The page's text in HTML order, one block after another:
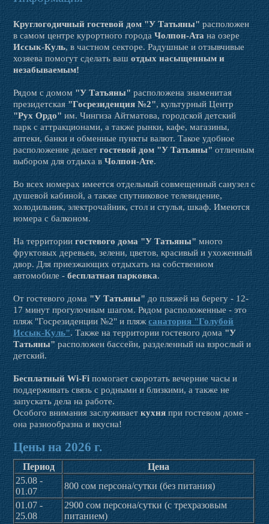
Круглогодичный гостевой дом "У Татьяны" расположен
в самом центре курортного городаЧолпон-Атана озере
Иссык-Куль, в частном секторе. Радушные и отзывчивые
хозяева помогут сделать вашотдых насыщенным и
незабываемым!
Рядом с домом"У Татьяны" расположена знаменитая
президетская"Госрезиденция №2", культурный Центр
"Рух Ордо" им. Чингиза Айтматова, городской детский
парк с аттракционами, а также рынки, кафе, магазины,
аптеки, банки и обменные пункты валют. Такое удобное
расположение делаетгостевой дом "У Татьяны"отличным
выбором для отдыха вЧолпон-Ате.
Во всех номерах имеется отдельный совмещенный санузел с
душевой кабиной, а также спутниковое телевидение,
холодильник, электрочайник, стол и стулья, шкаф. Имеются
номера с балконом.
На территориигостевого дома "У Татьяны" много
фруктовых деревьев, зелени, цветов, красивый и ухоженный
двор. Для приезжающих отдыхать на собственном
автомобиле -бесплатная парковка.
От гостевого дома"У Татьяны" до пляжей на берегу - 12-
17 минут прогулочным шагом. Рядом расположенные - это
пляж "Госрезиденции №2" и пляжсанатория "Голубой
Иссык-Куль". Также на территории гостевого дома "У
Татьяны"расположен бассейн, разделенный на взрослый и
детский.
Бесплатный Wi-Fiпомогает скоротать вечерние часы и
поддерживать связь с родными и близкими, а также не
запускать дела на работе.
Особого внимания заслуживаеткухня при гостевом доме -
она разнообразна и вкусна!
Цены на 2026 г.
Период
Цена
25.08 -
01.07
800 сом персона/сутки (без питания)
01.07 -
25.08
2900 сом персона/сутки (с трехразовым
питанием)